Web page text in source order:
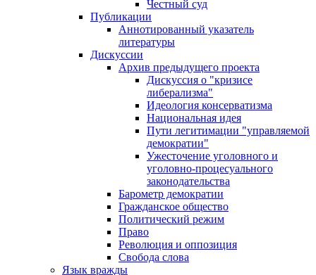
Честный суд
Публикации
Аннотированный указатель
литературы
Дискуссии
Архив предыдущего проекта
Дискуссия о "кризисе
либерализма"
Идеология консерватизма
Национальная идея
Пути легитимации "управляемой
демократии"
Ужесточение уголовного и
уголовно-процесуального
законодательства
Барометр демократии
Гражданское общество
Политический режим
Право
Революция и оппозиция
Свобода слова
Язык вражды